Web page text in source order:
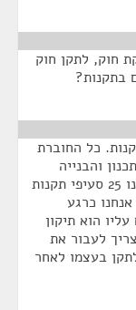
חוק, לתקן חוק
בתקנות?
כל החוברת
והבנייה
(בקשה להיתר, תנאיו ואגרות). כלומר, יש לנו 25 סעיפי תקנות
כרגע
הוא תיקון
צריך לעבור את
בעצמו לאחר